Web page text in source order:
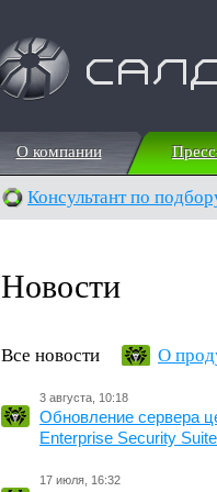
О компании
О компании
Консультант по
Новости
Все новости О
3 августа, 10:18
Обновление сервера
Enterprise Security
17 июля, 16:32